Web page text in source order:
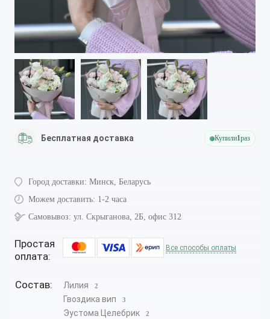
Бесплатная доставка Купили1раз
Город доставки: Минск, Беларусь
Можем доставить: 1-2 часа
Самовывоз: ул. Скрыганова, 2Б, офис 312
Простая
оплата:
Все способы оплаты
Состав: Лилия 2
Гвоздика вип 3
Эустома Целебрик 2